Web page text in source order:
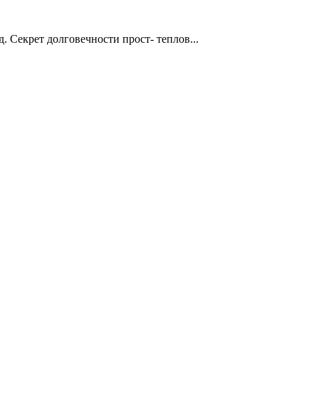
долговечности прост- теплов...